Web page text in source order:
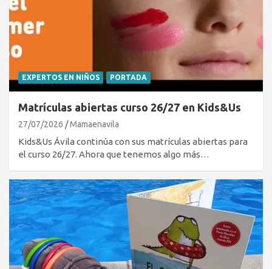
EXPERTOS EN NIÑOS PORTADA
Matrículas abiertas curso 26/27 en Kids&Us
27/07/2026 Mamaenavila
Kids&Us Ávila continúa con sus matrículas abiertas para
el curso 26/27. Ahora que tenemos algo más…